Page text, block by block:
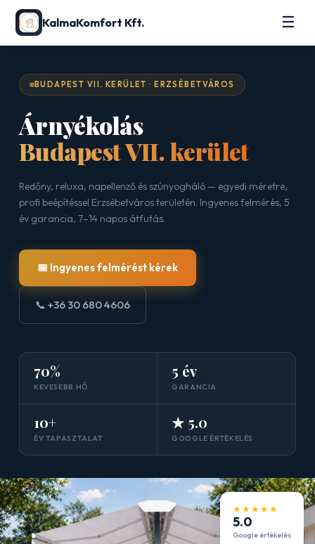
KalmaKomfort Kft. ☰
BUDAPEST VII. KERÜLET · ERZSÉBETVÁROS
Árnyékolás
Budapest VII. kerület
Redőny, reluxa, napellenző és szúnyogháló — egyedi méretre,
profi beépítéssel Erzsébetváros területén. Ingyenes felmérés, 5
év garancia, 7–14 napos átfutás.
📅 Ingyenes felmérést kérek
📞 +36 30 680 4606
70%
KEVESEBB HŐ
5 év
GARANCIA
10+
ÉV TAPASZTALAT
★ 5.0
GOOGLE ÉRTÉKELÉS
★★★★★
5.0
Google értékelés